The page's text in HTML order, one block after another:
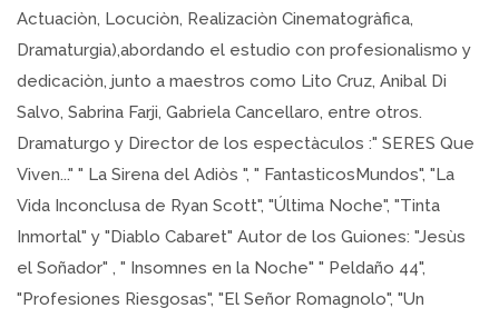
Actuaciòn, Locuciòn, Realizaciòn Cinematogràfica,
Dramaturgia),abordando el estudio con profesionalismo y
dedicaciòn, junto a maestros como Lito Cruz, Anibal Di
Salvo, Sabrina Farji, Gabriela Cancellaro, entre otros.
Dramaturgo y Director de los espectàculos :" SERES Que
Viven..." " La Sirena del Adiòs ", " FantasticosMundos", "La
Vida Inconclusa de Ryan Scott", "Última Noche", "Tinta
Inmortal" y "Diablo Cabaret" Autor de los Guiones: "Jesùs
el Soñador" , " Insomnes en la Noche" " Peldaño 44",
"Profesiones Riesgosas", "El Señor Romagnolo", "Un